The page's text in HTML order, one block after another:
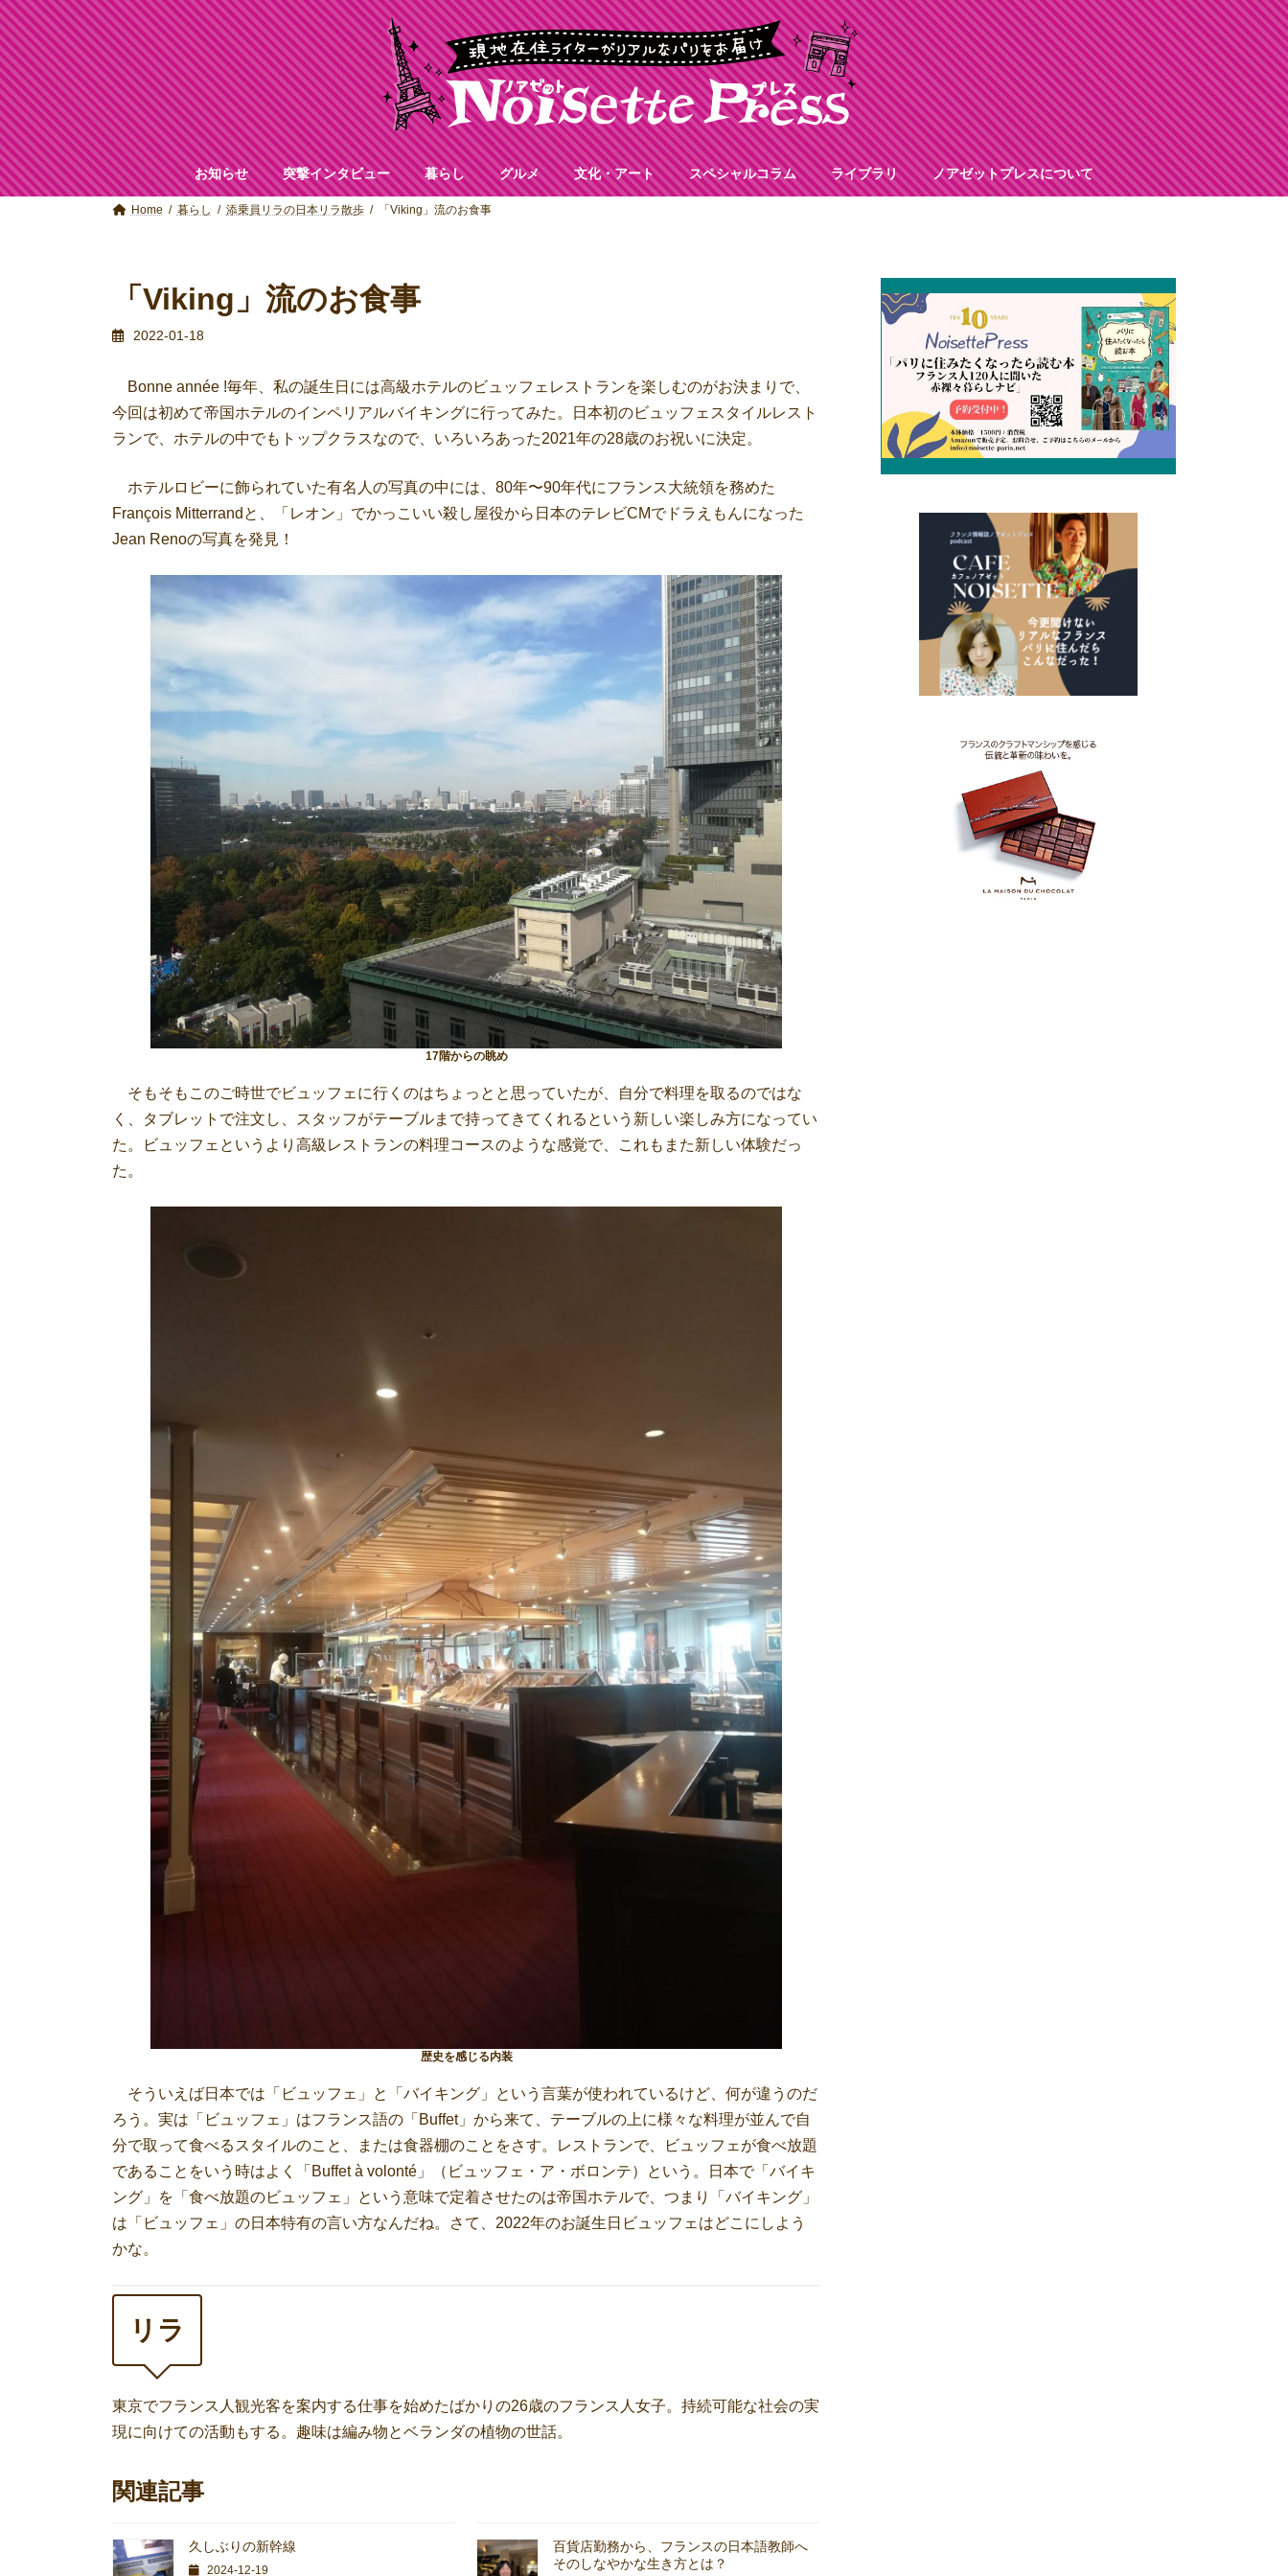
コ
ン
テ
ン
ツ
へ
ス
キ
ッ
プ
ナ
ビ
ゲ
ー
シ
ョ
ン
に
移
動
お知らせ 突撃インタビュー 暮らし グルメ 文化・アート スペシャルコラム ライブラリ ノアゼットプレスについて
Home 暮らし 添乗員リラの日本リラ散歩 「Viking」流のお食事
「Viking」流のお食事
2022-01-18
Bonne année !毎年、私の誕生日には高級ホテルのビュッフェレストランを楽しむのがお決まりで、
今回は初めて帝国ホテルのインペリアルバイキングに行ってみた。日本初のビュッフェスタイルレスト
ランで、ホテルの中でもトップクラスなので、いろいろあった2021年の28歳のお祝いに決定。
ホテルロビーに飾られていた有名人の写真の中には、80年〜90年代にフランス大統領を務めた
François​​ Mitterrandと、「レオン」でかっこいい殺し屋役から日本のテレビCMでドラえもんになった
Jean Renoの写真を発見！
17階からの眺め
そもそもこのご時世でビュッフェに行くのはちょっとと思っていたが、自分で料理を取るのではな
く、タブレットで注文し、スタッフがテーブルまで持ってきてくれるという新しい楽しみ方になってい
た。ビュッフェというより高級レストランの料理コースのような感覚で、これもまた新しい体験だっ
た。
歴史を感じる内装
そういえば日本では「ビュッフェ」と「バイキング」という言葉が使われているけど、何が違うのだ
ろう。実は「ビュッフェ」はフランス語の「Buffet」から来て、テーブルの上に様々な料理が並んで自
分で取って食べるスタイルのこと、または食器棚のことをさす。レストランで、ビュッフェが食べ放題
であることをいう時はよく「Buffet à volonté​​」（ビュッフェ・ア・ボロンテ）という。日本で「バイキ
ング」を「食べ放題のビュッフェ」という意味で定着させたのは帝国ホテルで、つまり「バイキング」
は「ビュッフェ」の日本特有の言い方なんだね。さて、2022年のお誕生日ビュッフェはどこにしよう
かな。
リラ
東京でフランス人観光客を案内する仕事を始めたばかりの26歳のフランス人女子。持続可能な社会の実
現に向けての活動もする。趣味は編み物とベランダの植物の世話。
関連記事
久しぶりの新幹線
2024-12-19
百貨店勤務から、フランスの日本語教師へ
そのしなやかな生き方とは？